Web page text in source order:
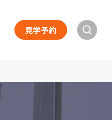
見学予約